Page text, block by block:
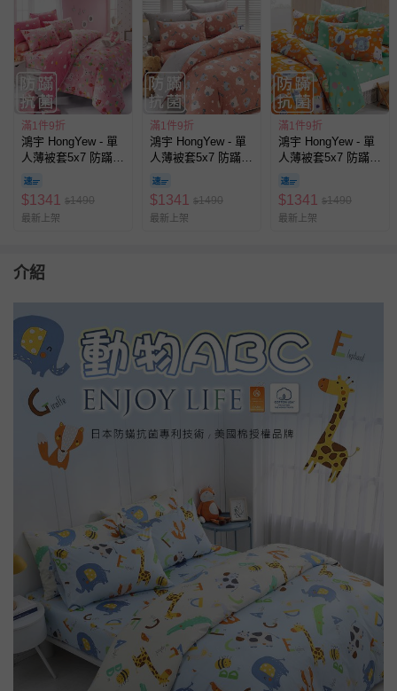
滿1件9折
鴻宇 HongYew - 單
人薄被套5x7 防蹣抗
菌100%美國棉-萌萌
兔-粉
$1341 $1490
最新上架
滿1件9折
鴻宇 HongYew - 單
人薄被套5x7 防蹣抗
菌100%美國棉-麻吉
熊-粉
$1341 $1490
最新上架
滿1件9折
鴻宇 HongYew - 單
人薄被套5x7 防蹣抗
菌100%美國棉-歡樂
園地-桔
$1341 $1490
最新上架
介紹